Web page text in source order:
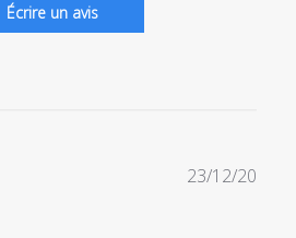
Écrire un avis
23/12/20